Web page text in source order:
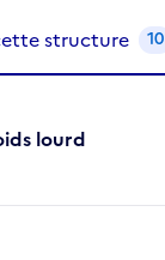
structure 10
lourd